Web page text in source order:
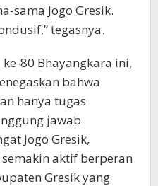
sama Jogo Gresik.
tegasnya.
80 Bhayangkara ini,
bahwa
hanya tugas
jawab
Jogo Gresik,
aktif berperan
Gresik yang